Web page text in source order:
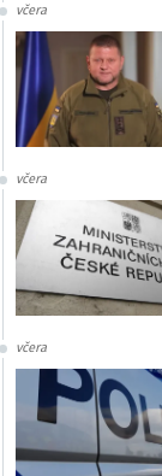
včera
včera
včera